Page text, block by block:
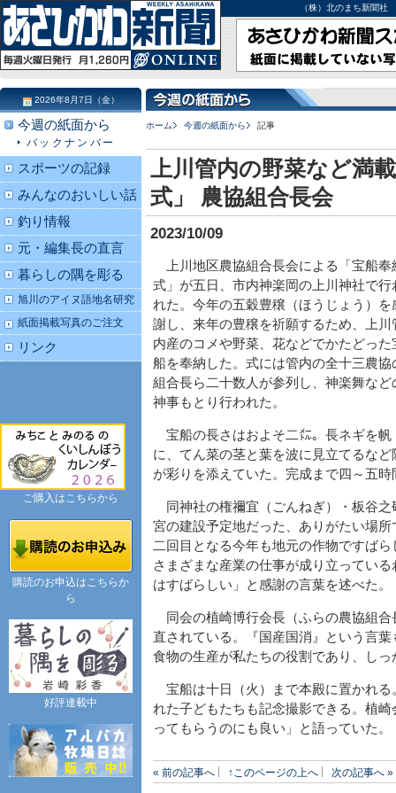
（株）北のまち新聞
ホーム 今週の紙面から 記事
上川管内の野菜など満
式」 農協組合長会
2023/10/09
上川地区農協組合長会による「宝船奉
式」が五日、市内神楽岡の上川神社で行
れた。今年の五穀豊穣（ほうじょう）を
謝し、来年の豊穣を祈願するため、上川
内産のコメや野菜、花などでかたどった
船を奉納した。式には管内の全十三農協
組合長ら二十数人が参列し、神楽舞など
神事もとり行われた。
宝船の長さはおよそ二㍍。長ネギを帆
に、てん菜の茎と葉を波に見立てるな
が彩りを添えていた。完成まで四～五
同神社の権禰宜（ごんねぎ）・板谷之
宮の建設予定地だった、ありがたい場
二回目となる今年も地元の作物ですば
さまざまな産業の仕事が成り立ってい
はすばらしい」と感謝の言葉を述べた。
同会の植崎博行会長（ふらの農協組合
直されている。『国産国消』という言
食物の生産が私たちの役割であり、し
宝船は十日（火）まで本殿に置かれる
れた子どもたちも記念撮影できる。植
ってもらうのにも良い」と語っていた。
« 前の記事へ ↑このページの上へ 次の記事へ »
2026年8月7日（金）
今週の紙面から
バックナンバー
スポーツの記録
みんなのおいしい話
釣り情報
元・編集長の直言
暮らしの隅を彫る
旭川のアイヌ語地名研究
紙面掲載写真のご注文
リンク
ご購入はこちらから
購読のお申込はこちらか
ら
好評連載中